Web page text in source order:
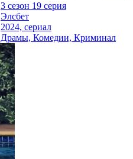
3 сезон 19 серия
Элсбет
2024, сериал
Драмы, Комедии, Криминал